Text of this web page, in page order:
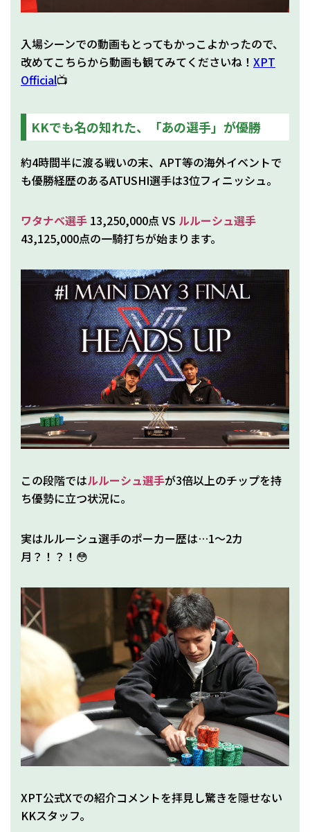
入場シーンでの動画もとってもかっこよかったので、
改めてこちらから動画も観てみてくださいね！ XPT
Official📺
KKでも名の知れた、「あの選手」が優勝
約4時間半に渡る戦いの末、APT等の海外イベントで
も優勝経歴のあるATUSHI選手は3位フィニッシュ。
ワタナベ選手 13,250,000点 VS ルルーシュ選手
43,125,000点の一騎打ちが始まります。
この段階ではルルーシュ選手が3倍以上のチップを持
ち優勢に立つ状況に。
実はルルーシュ選手のポーカー歴は…1～2カ
月？！？！😳
XPT公式Xでの紹介コメントを拝見し驚きを隠せない
KKスタッフ。